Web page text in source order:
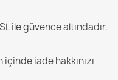
ile güvence altındadır.
iade hakkınızı